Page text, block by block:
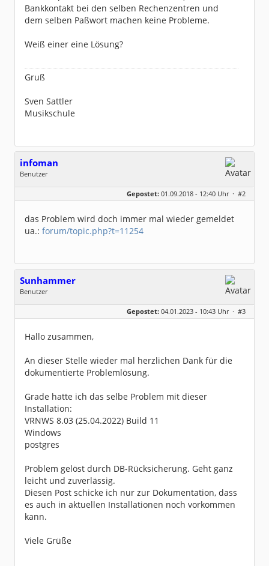
Bankkontakt bei den selben Rechenzentren und
dem selben Paßwort machen keine Probleme.
Weiß einer eine Lösung?
Gruß
Sven Sattler
Musikschule
infoman
Benutzer
Dabei seit:
06 / 2008
Gepostet: 01.09.2018 - 12:40 Uhr · #2
das Problem wird doch immer mal wieder gemeldet
ua.: forum/topic.php?t=11254
Sunhammer
Benutzer
Geschlecht:
keine Angabe
Dabei seit:
06 / 2013
Gepostet: 04.01.2023 - 10:43 Uhr · #3
Hallo zusammen,
An dieser Stelle wieder mal herzlichen Dank für die
dokumentierte Problemlösung.
Grade hatte ich das selbe Problem mit dieser
Installation:
VRNWS 8.03 (25.04.2022) Build 11
Windows
postgres
Problem gelöst durch DB-Rücksicherung. Geht ganz
leicht und zuverlässig.
Diesen Post schicke ich nur zur Dokumentation, dass
es auch in aktuellen Installationen noch vorkommen
kann.
Viele Grüße